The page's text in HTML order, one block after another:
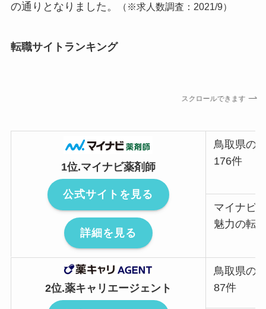
の通りとなりました。
（ ※求人数調査：2021/9）
転職サイトランキング
スクロールできます
1位.マイナビ薬剤師
公式サイトを見る
詳細を見る
鳥取県の
176件
マイナビ
魅力の転
2位.薬キャリエージェント
鳥取県の
87件